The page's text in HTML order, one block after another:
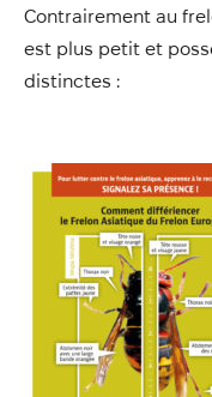
Contrairement au
est plus petit et
distinctes :